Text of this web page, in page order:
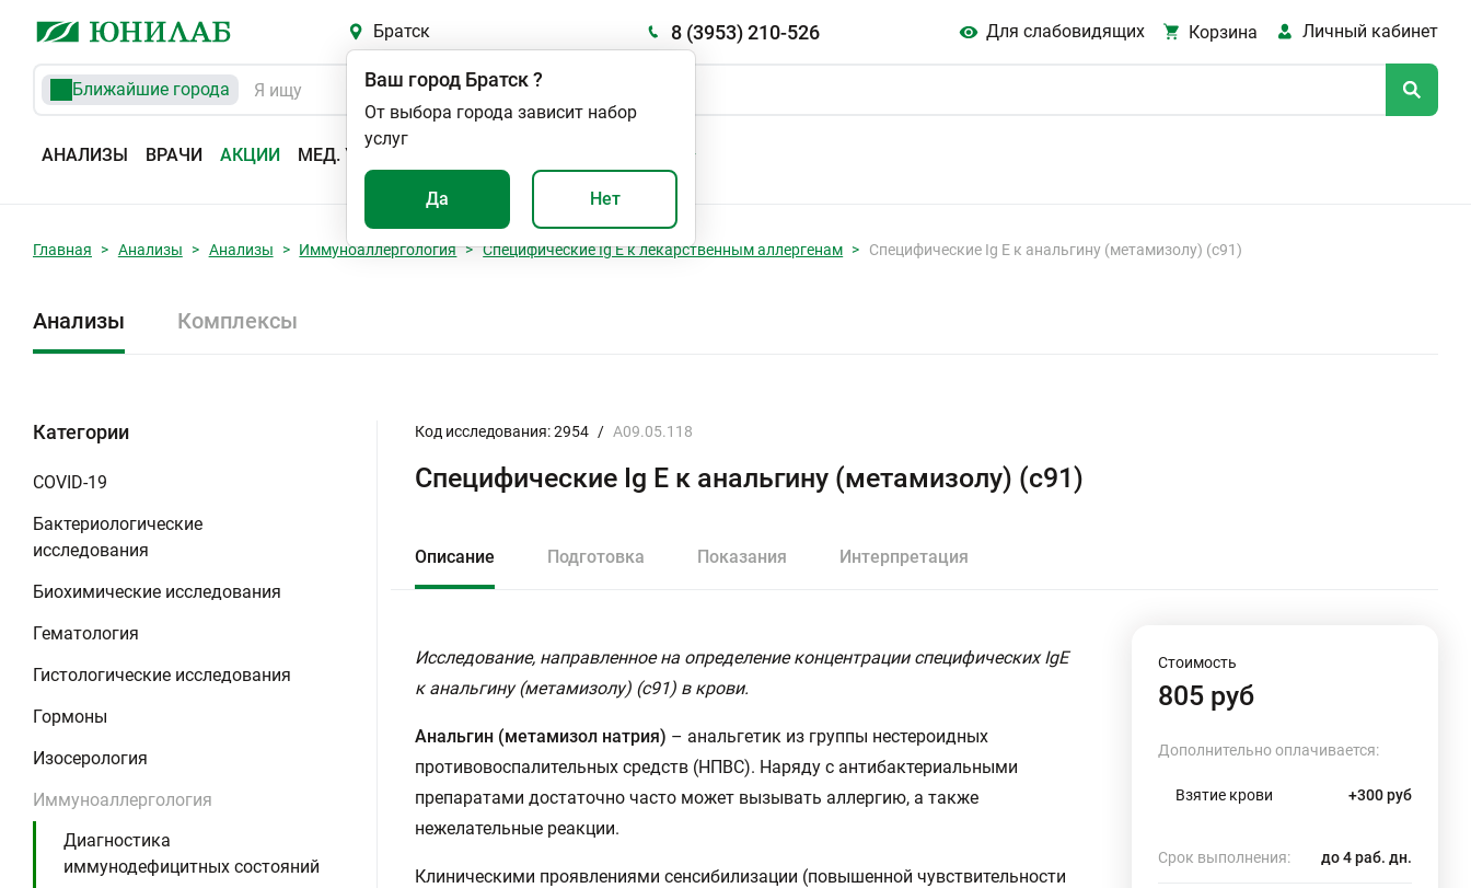
Братск 8 (3953) 210-526 Для слабовидящих Корзина Личный кабинет
Ближайшие города
АНАЛИЗЫ ВРАЧИ АКЦИИ МЕД. УСЛУГИ
Ваш город Братск?
От выбора города зависит набор
услуг
Да Нет
Главная Анализы Анализы Иммуноаллергология Специфические Ig E к лекарственным аллергенам Специфические Ig E к анальгину (метамизолу) (с91)
Анализы Комплексы
Категории
COVID-19
Бактериологические
исследования
Биохимические исследования
Гематология
Гистологические исследования
Гормоны
Изосерология
Иммуноаллергология
Диагностика
иммунодефицитных состояний
Код исследования: 2954 / A09.05.118
Специфические Ig E к анальгину (метамизолу) (с91)
Описание Подготовка Показания Интерпретация
Исследование, направленное на определение концентрации специфических IgE
к анальгину (метамизолу) (с91) в крови.
Анальгин (метамизол натрия) – анальгетик из группы нестероидных
противовоспалительных средств (НПВС). Наряду с антибактериальными
препаратами достаточно часто может вызывать аллергию, а также
нежелательные реакции.
Клиническими проявлениями сенсибилизации (повышенной чувствительности
Стоимость
805 руб
Дополнительно оплачивается:
Взятие крови +300 руб
Срок выполнения: до 4 раб. дн.